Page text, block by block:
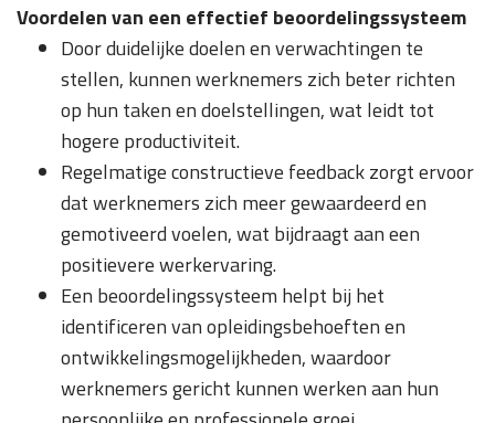
Voordelen van een effectief beoordelingssysteem
Door duidelijke doelen en verwachtingen te
stellen, kunnen werknemers zich beter richten
op hun taken en doelstellingen, wat leidt tot
hogere productiviteit.
Regelmatige constructieve feedback zorgt ervoor
dat werknemers zich meer gewaardeerd en
gemotiveerd voelen, wat bijdraagt aan een
positievere werkervaring.
Een beoordelingssysteem helpt bij het
identificeren van opleidingsbehoeften en
ontwikkelingsmogelijkheden, waardoor
werknemers gericht kunnen werken aan hun